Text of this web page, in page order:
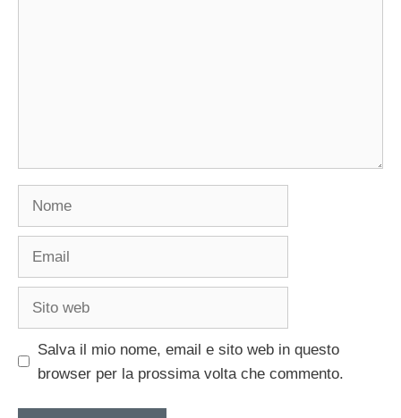
Nome
Email
Sito
Salva il mio nome, email e sito web in questo
browser per la prossima volta che commento.